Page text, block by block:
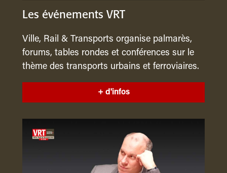
Les événements VRT
Ville, Rail & Transports organise palmarès,
forums, tables rondes et conférences sur le
thème des transports urbains et ferroviaires.
+ d'infos